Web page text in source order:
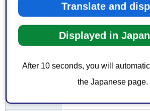
Translate and
Displayed in
After 10 seconds, you will
the Japanese page.
受付窓
口
・「建築確認に係る
定確認検査機関。
・「消防同意審査補
静岡市駿河区南八幡
査察課消防同意係